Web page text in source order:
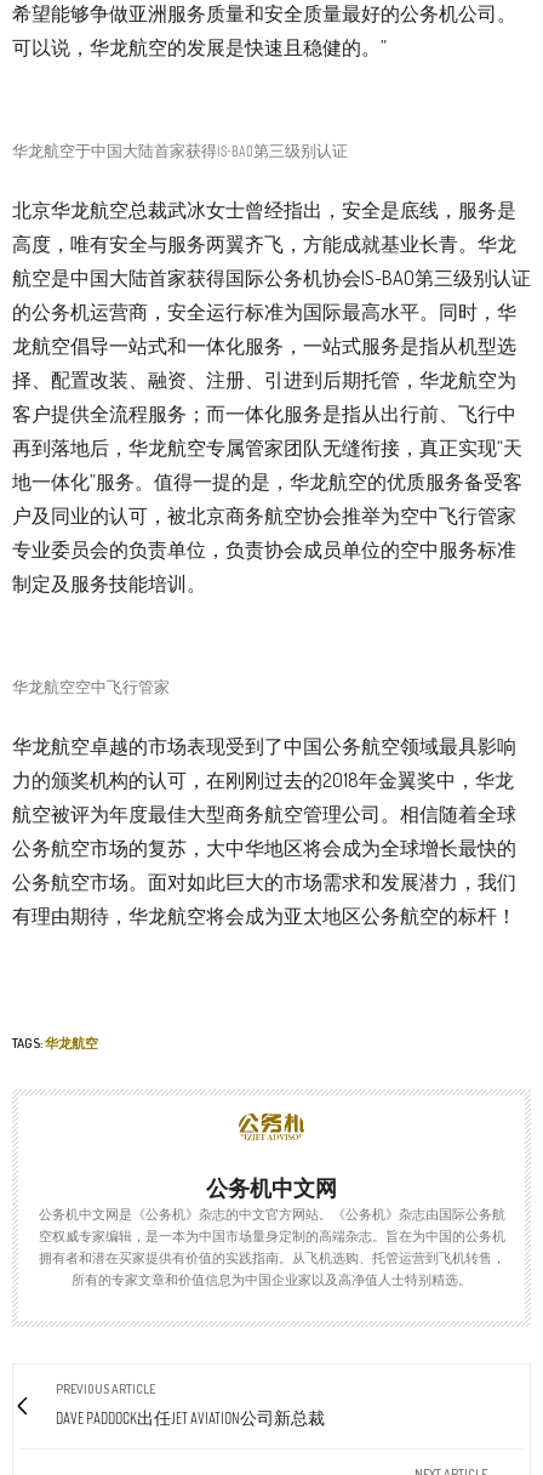
希望能够争做亚洲服务质量和安全质量最好的公务机公司。
可以说，华龙航空的发展是快速且稳健的。”
华龙航空于中国大陆首家获得IS-BAO第三级别认证
北京华龙航空总裁武冰女士曾经指出，安全是底线，服务是
高度，唯有安全与服务两翼齐飞，方能成就基业长青。华龙
航空是中国大陆首家获得国际公务机协会IS-BAO第三级别认证
的公务机运营商，安全运行标准为国际最高水平。同时，华
龙航空倡导一站式和一体化服务，一站式服务是指从机型选
择、配置改装、融资、注册、引进到后期托管，华龙航空为
客户提供全流程服务；而一体化服务是指从出行前、飞行中
再到落地后，华龙航空专属管家团队无缝衔接，真正实现“天
地一体化”服务。值得一提的是，华龙航空的优质服务备受客
户及同业的认可，被北京商务航空协会推举为空中飞行管家
专业委员会的负责单位，负责协会成员单位的空中服务标准
制定及服务技能培训。
华龙航空空中飞行管家
华龙航空卓越的市场表现受到了中国公务航空领域最具影响
力的颁奖机构的认可，在刚刚过去的2018年金翼奖中，华龙
航空被评为年度最佳大型商务航空管理公司。相信随着全球
公务航空市场的复苏，大中华地区将会成为全球增长最快的
公务航空市场。面对如此巨大的市场需求和发展潜力，我们
有理由期待，华龙航空将会成为亚太地区公务航空的标杆！
TAGS:华龙航空
公务机中文网
公务机中文网是《公务机》杂志的中文官方网站。《公务机》杂志由国际公务航
空权威专家编辑，是一本为中国市场量身定制的高端杂志。旨在为中国的公务机
拥有者和潜在买家提供有价值的实践指南。从飞机选购、托管运营到飞机转售，
所有的专家文章和价值信息为中国企业家以及高净值人士特别精选。
PREVIOUS ARTICLE
Dave Paddock出任Jet Aviation公司新总裁